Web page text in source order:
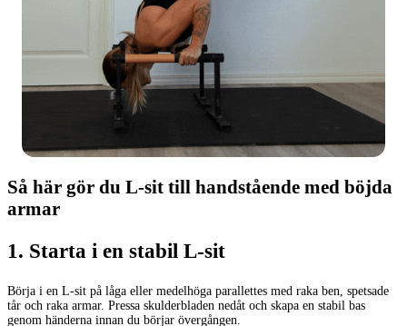
Så här gör du L-sit till handstående med böjda
armar
1. Starta i en stabil L-sit
Börja i en L-sit på låga eller medelhöga parallettes med raka ben, spetsade
tår och raka armar. Pressa skulderbladen nedåt och skapa en stabil bas
genom händerna innan du börjar övergången.